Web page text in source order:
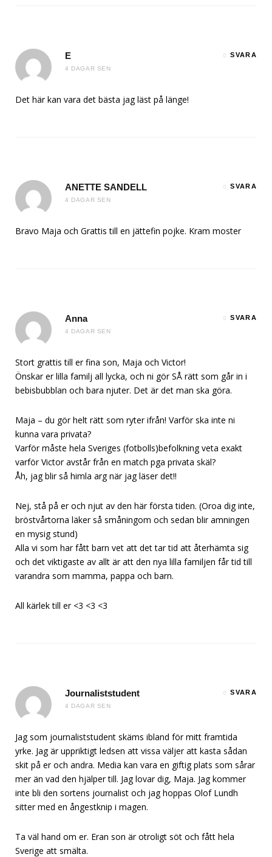
E
4 DAGAR SEN
SVARA
Det här kan vara det bästa jag läst på länge!
ANETTE SANDELL
4 DAGAR SEN
SVARA
Bravo Maja och Grattis till en jättefin pojke. Kram moster
Anna
4 DAGAR SEN
SVARA
Stort grattis till er fina son, Maja och Victor!
Önskar er lilla familj all lycka, och ni gör SÅ rätt som går in i
bebisbubblan och bara njuter. Det är det man ska göra.
Maja – du gör helt rätt som ryter ifrån! Varför ska inte ni
kunna vara privata?
Varför måste hela Sveriges (fotbolls)befolkning veta exakt
varför Victor avstår från en match pga privata skäl?
Åh, jag blir så himla arg när jag läser det!!
Nej, stå på er och njut av den här första tiden. (Oroa dig inte,
bröstvårtorna läker så småningom och sedan blir amningen
en mysig stund)
Alla vi som har fått barn vet att det tar tid att återhämta sig
och det viktigaste av allt är att den nya lilla familjen får tid till
varandra som mamma, pappa och barn.
All kärlek till er <3 <3 <3
Journaliststudent
4 DAGAR SEN
SVARA
Jag som journaliststudent skäms ibland för mitt framtida
yrke. Jag är uppriktigt ledsen att vissa väljer att kasta sådan
skit på er och andra. Media kan vara en giftig plats som sårar
mer än vad den hjälper till. Jag lovar dig, Maja. Jag kommer
inte bli den sortens journalist och jag hoppas Olof Lundh
sitter med en ångestknip i magen.
Ta väl hand om er. Eran son är otroligt söt och fått hela
Sverige att smälta.